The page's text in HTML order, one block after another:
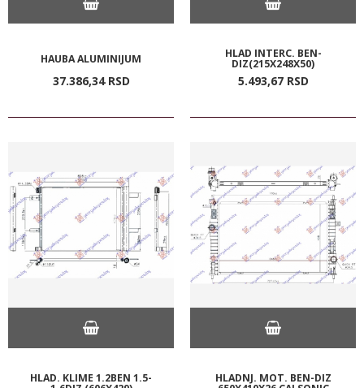
HAUBA ALUMINIJUM
37.386,34 RSD
HLAD INTERC. BEN-
DIZ(215X248X50)
5.493,67 RSD
HLAD. KLIME 1.2BEN 1.5- HLADNJ. MOT. BEN-DIZ